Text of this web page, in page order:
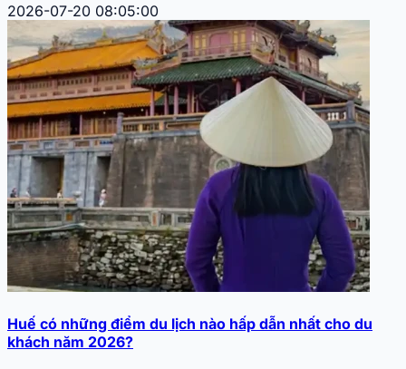
2026-07-20 08:05:00
Huế có những điểm du lịch nào hấp dẫn nhất cho du
khách năm 2026?